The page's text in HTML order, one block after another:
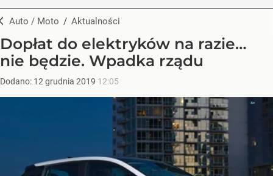
Auto / Moto / Aktualności
Dopłat do elektryków na razie…
nie będzie. Wpadka rządu
Dodano: 12 grudnia 2019 12:05